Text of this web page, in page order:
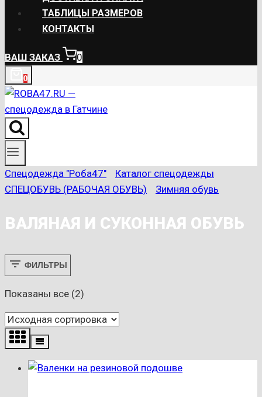
ТАБЛИЦЫ РАЗМЕРОВ
КОНТАКТЫ
ВАШ ЗАКАЗ 0
0
Спецодежда "Роба47" Каталог спецодежды
СПЕЦОБУВЬ (РАБОЧАЯ ОБУВЬ)
Зимняя обувь
ВАЛЯНАЯ И СУКОННАЯ ОБУВЬ
ФИЛЬТРЫ
Показаны все (2)